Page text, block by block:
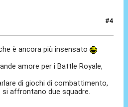
#4
è ancora più insensato
amore per i Battle Royale,
di giochi di combattimento,
affrontano due squadre.